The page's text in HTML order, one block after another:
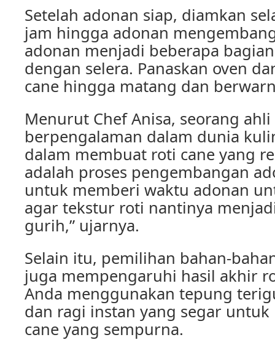
Setelah adonan siap, diamkan
jam hingga adonan
adonan menjadi beberapa
dengan selera. Panaskan oven
cane hingga matang dan
Menurut Chef Anisa, seorang
berpengalaman dalam dunia
dalam membuat roti cane yang
adalah proses pengembangan
untuk memberi waktu adonan
agar tekstur roti nantinya
gurih,” ujarnya.
Selain itu, pemilihan bahan-
juga mempengaruhi hasil akhir
Anda menggunakan tepung
dan ragi instan yang segar
cane yang sempurna.